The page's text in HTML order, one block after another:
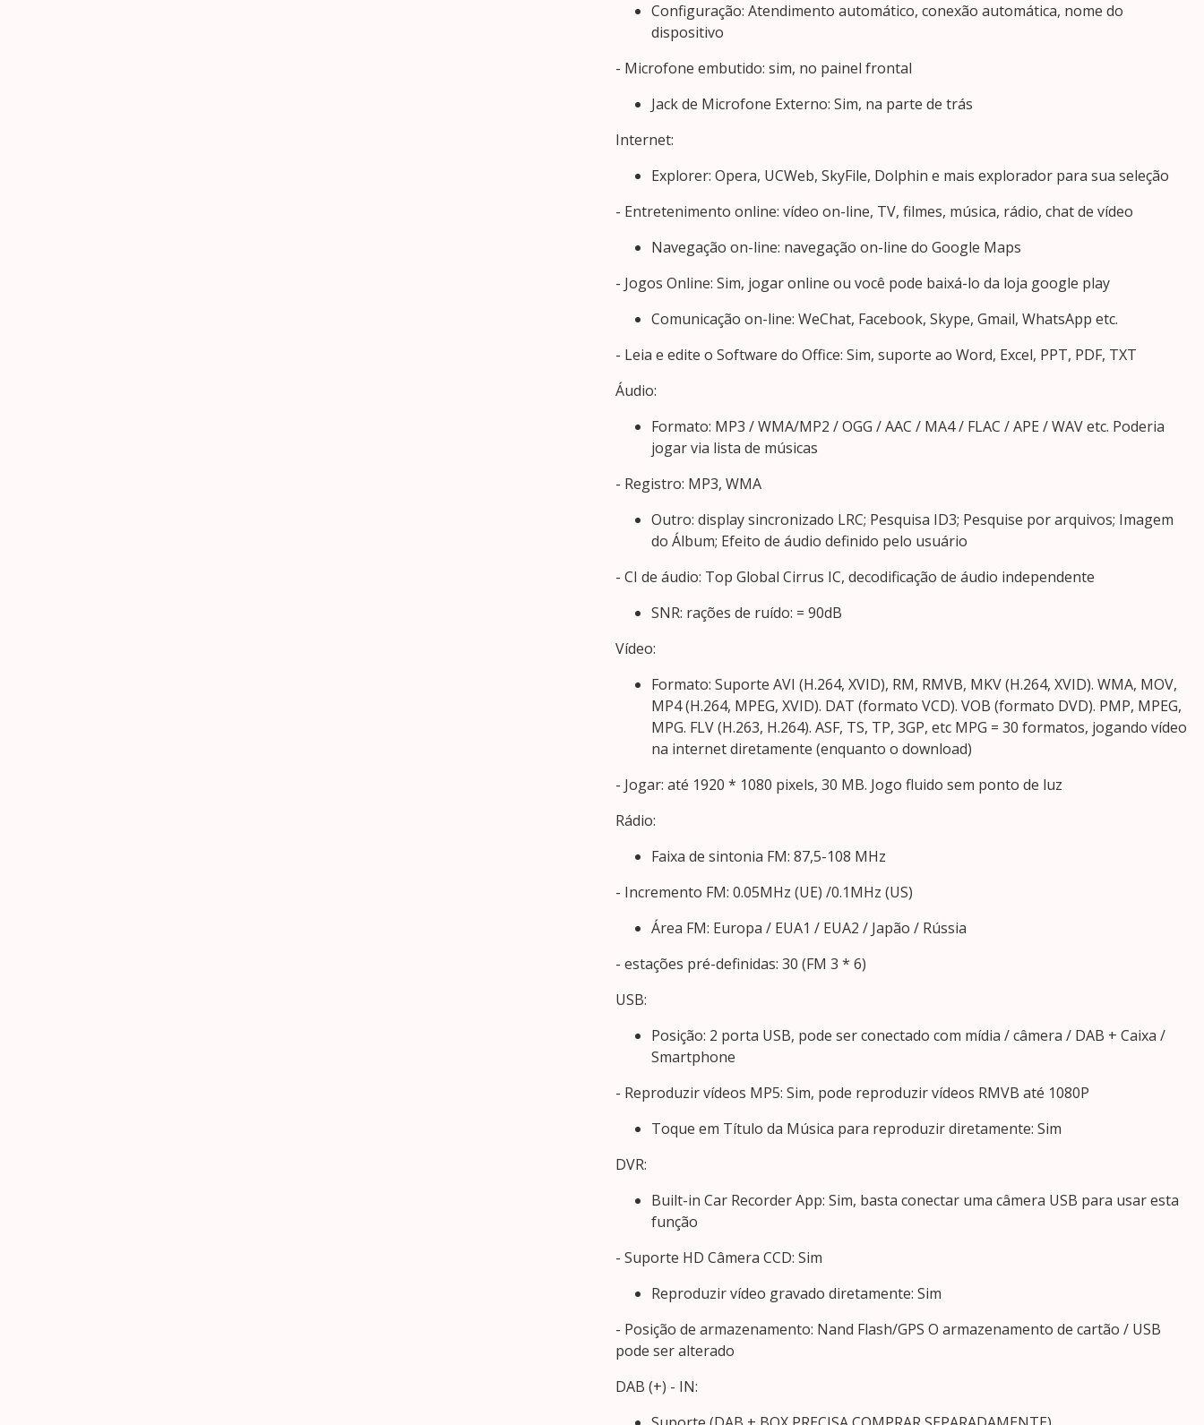
Configuração: Atendimento automático, conexão automática, nome do
dispositivo
- Microfone embutido: sim, no painel frontal
Jack de Microfone Externo: Sim, na parte de trás
Internet:
Explorer: Opera, UCWeb, SkyFile, Dolphin e mais explorador para sua seleção
- Entretenimento online: vídeo on-line, TV, filmes, música, rádio, chat de vídeo
Navegação on-line: navegação on-line do Google Maps
- Jogos Online: Sim, jogar online ou você pode baixá-lo da loja google play
Comunicação on-line: WeChat, Facebook, Skype, Gmail, WhatsApp etc.
- Leia e edite o Software do Office: Sim, suporte ao Word, Excel, PPT, PDF, TXT
Áudio:
Formato: MP3 / WMA/MP2 / OGG / AAC / MA4 / FLAC / APE / WAV etc. Poderia
jogar via lista de músicas
- Registro: MP3, WMA
Outro: display sincronizado LRC; Pesquisa ID3; Pesquise por arquivos; Imagem
do Álbum; Efeito de áudio definido pelo usuário
- CI de áudio: Top Global Cirrus IC, decodificação de áudio independente
SNR: rações de ruído: = 90dB
Vídeo:
Formato: Suporte AVI (H.264, XVID), RM, RMVB, MKV (H.264, XVID). WMA, MOV,
MP4 (H.264, MPEG, XVID). DAT (formato VCD). VOB (formato DVD). PMP, MPEG,
MPG. FLV (H.263, H.264). ASF, TS, TP, 3GP, etc MPG = 30 formatos, jogando vídeo
na internet diretamente (enquanto o download)
- Jogar: até 1920 * 1080 pixels, 30 MB. Jogo fluido sem ponto de luz
Rádio:
Faixa de sintonia FM: 87,5-108 MHz
- Incremento FM: 0.05MHz (UE) /0.1MHz (US)
Área FM: Europa / EUA1 / EUA2 / Japão / Rússia
- estações pré-definidas: 30 (FM 3 * 6)
USB:
Posição: 2 porta USB, pode ser conectado com mídia / câmera / DAB + Caixa /
Smartphone
- Reproduzir vídeos MP5: Sim, pode reproduzir vídeos RMVB até 1080P
Toque em Título da Música para reproduzir diretamente: Sim
DVR:
Built-in Car Recorder App: Sim, basta conectar uma câmera USB para usar esta
função
- Suporte HD Câmera CCD: Sim
Reproduzir vídeo gravado diretamente: Sim
- Posição de armazenamento: Nand Flash/GPS O armazenamento de cartão / USB
pode ser alterado
DAB (+) - IN: